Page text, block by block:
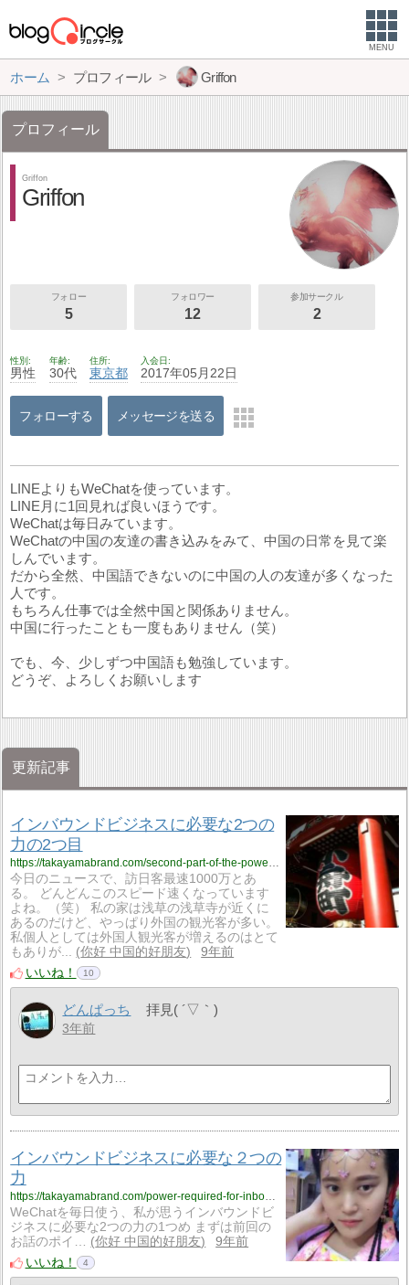
MENU
ホーム プロフィール Griffon
プロフィール
Griffon
Griffon
フォロー
5
フォロワー
12
参加サークル
2
性別
男性
年齢
30代
住所
東京都
入会日
2017年05月22日
フォローする メッセージを送る
LINEよりもWeChatを使っています。
LINE月に1回見れば良いほうです。
WeChatは毎日みています。
WeChatの中国の友達の書き込みをみて、中国の日常を見て楽
しんでいます。
だから全然、中国語できないのに中国の人の友達が多くなった
人です。
もちろん仕事では全然中国と関係ありません。
中国に行ったことも一度もありません（笑）
でも、今、少しずつ中国語も勉強しています。
どうぞ、よろしくお願いします
更新記事
インバウンドビジネスに必要な2つの
力の2つ目
今日のニュースで、訪日客最速1000万とあ
る。 どんどんこのスピード速くなっています
よね。（笑） 私の家は浅草の浅草寺が近くに
あるのだけど、やっぱり外国の観光客が多い。
私個人としては外国人観光客が増えるのはとて
もありが...
你好 中国的好朋友
9年前
いいね！
10
どんぱっち 拝見( ´▽｀)
3年前
インバウンドビジネスに必要な２つの
力
WeChatを毎日使う、私が思うインバウンドビ
ジネスに必要な2つの力の1つめ まずは前回の
お話のポイ…
你好 中国的好朋友
9年前
いいね！
4